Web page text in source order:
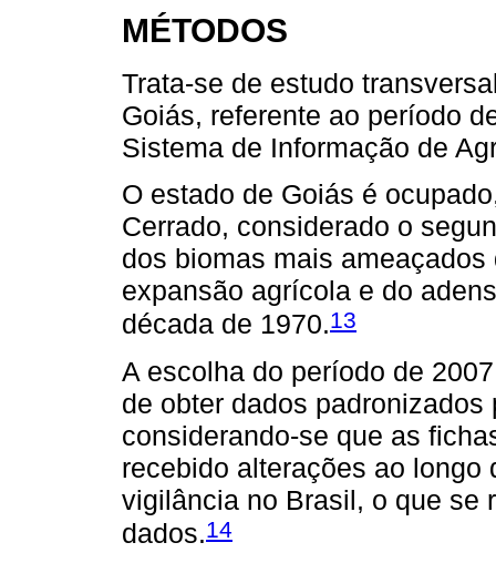
MÉTODOS
Trata-se de estudo
Goiás, referente ao período
Sistema de Informação de
O estado de Goiás é
Cerrado, considerado o
dos biomas mais
expansão agrícola e do
década de 1970.13
A escolha do período de
de obter dados
considerando-se que as
recebido alterações ao
vigilância no Brasil, o que se
dados.14